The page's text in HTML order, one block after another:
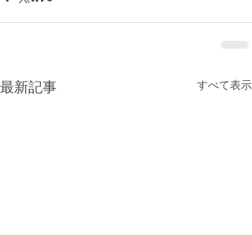
最新記事 すべて表示